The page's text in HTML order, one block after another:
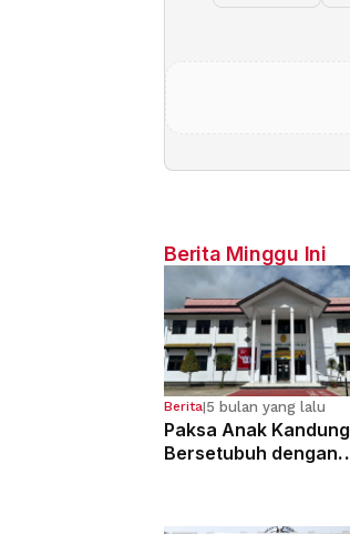
Berita Minggu Ini
Berita|5 bulan yang lalu
Paksa Anak Kandung
Bersetubuh dengan